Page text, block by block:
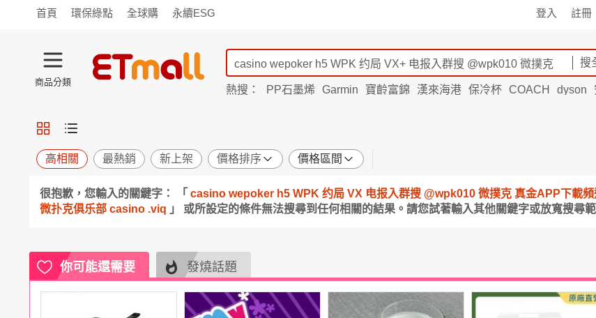
首頁 環保綠點 全球購 永續ESG 登入 註冊
商品分類
旅遊
寵物
保健
用品 機能
窈窕
日用
紙品 清潔
口腔
鍋具
杯瓶 廚衛
休閒
寢具
家具 收納
宗教
Apple
小米 手機平板
穿戴
搜
熱搜： PP石墨烯 Garmin 寶齡富錦 漢來海港 保冷杯 COACH dyson
高相關 最熱銷 新上架 價格排序 價格區間
很抱歉，您輸入的關鍵字： 「 casino wepoker h5 WPK 约局 VX 电报入群搜 @wpk010 微撲克 真金APP下載
微扑克俱乐部 casino .viq 」 或所設定的條件無法搜尋到任何相關的結果。請您試著輸入其他關鍵字或放寬搜尋範
你可能還需要 發燒話題